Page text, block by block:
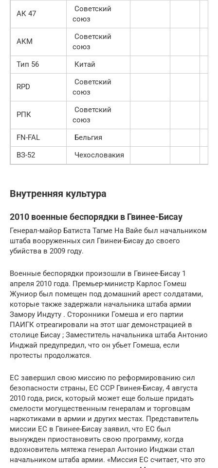
АК 47
Советский
союз
АКМ
Советский
союз
Тип 56
Китай
RPD
Советский
союз
РПК
Советский
союз
FN-FAL
Бельгия
ВЗ-52
Чехословакия
Внутренняя культура
2010 военные беспорядки в Гвинее-Бисау
Генерал-майор Батиста Тагме На Вайе был начальником
штаба вооруженных сил Гвинеи-Бисау до своего
убийства в 2009 году.
Военные беспорядки произошли в Гвинее-Бисау 1
апреля 2010 года. Премьер-министр Карлос Гомеш
Жуниор был помещен под домашний арест солдатами,
которые также задержали начальника штаба армии
Замору Индуту . Сторонники Гомеша и его партии
ПАИГК отреагировали на этот шаг демонстрацией в
столице Бисау ; Заместитель начальника штаба Антонио
Инджай предупредил, что он убьет Гомеша, если
протесты продолжатся.
ЕС завершил свою миссию по реформированию сил
безопасности страны, ЕС ССР Гвинея-Бисау, 4 августа
2010 года, риск, который может еще больше придать
смелости могущественным генералам и торговцам
наркотиками в армии и других местах. Представитель
миссии ЕС в Гвинее-Бисау заявил, что ЕС был
вынужден приостановить свою программу, когда
вдохновитель мятежа генерал Антонио Инджаи стал
начальником штаба армии. «Миссия ЕС считает, что это